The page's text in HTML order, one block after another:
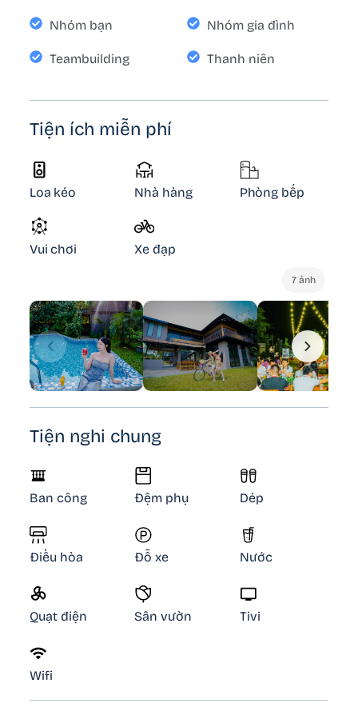
Nhóm bạn Nhóm gia đình
Teambuilding Thanh niên
Tiện ích miễn phí
Loa kéo Nhà hàng Phòng bếp
Vui chơi Xe đạp
7 ảnh
Tiện nghi chung
Ban công Đệm phụ Dép
Điều hòa Đỗ xe Nước
Quạt điện Sân vườn Tivi
Wifi